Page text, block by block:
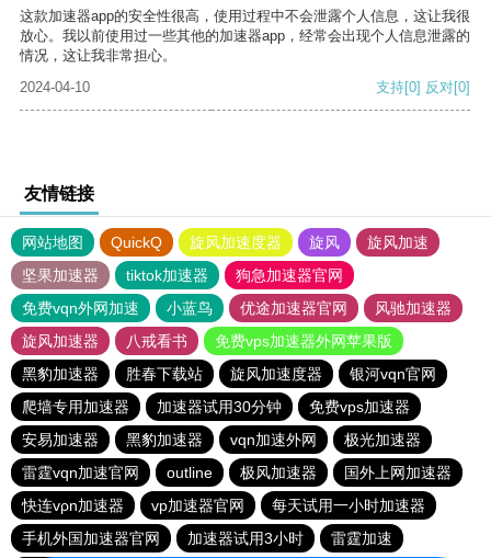
这款加速器app的安全性很高，使用过程中不会泄露个人信息，这让我很
放心。我以前使用过一些其他的加速器app，经常会出现个人信息泄露的
情况，这让我非常担心。
2024-04-10
支持[0] 反对[0]
友情链接
网站地图 QuickQ 旋风加速度器 旋风
旋风加速
坚果加速器
tiktok加速器
狗急加速器官网
免费vqn外网加速
小蓝鸟 优途加速器官网
风驰加速器
旋风加速器
八戒看书
免费vps加速器外网苹果版
黑豹加速器
胜春下载站 旋风加速度器
银河vqn官网
爬墙专用加速器
加速器试用30分钟
免费vps加速器
安易加速器
黑豹加速器 vqn加速外网
极光加速器
雷霆vqn加速官网
outline 极风加速器
国外上网加速器
快连vρn加速器
vp加速器官网
每天试用一小时加速器
手机外国加速器官网
加速器试用3小时 雷霆加速